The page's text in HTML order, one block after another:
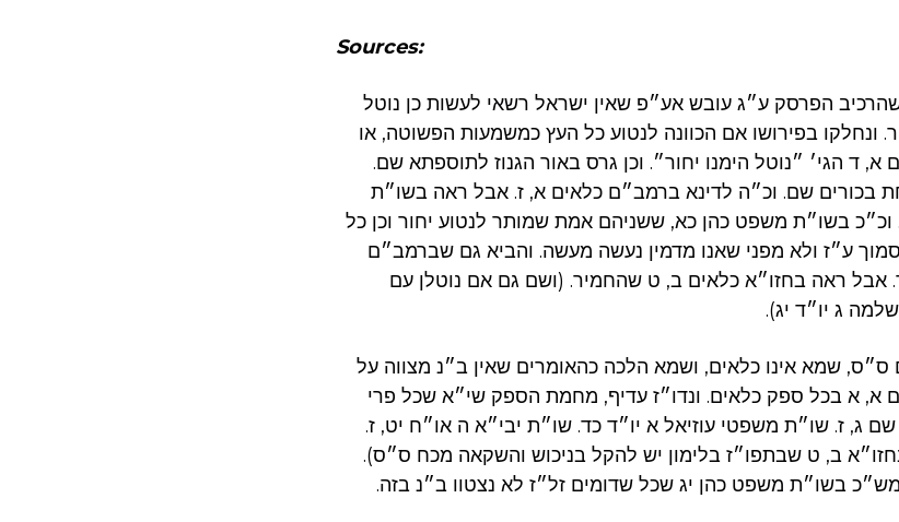
Sources:
הפרסק ע״ג עובש אע״פ שאין ישראל רשאי לעשות כן נוטל
ונחלקו בפירושו אם הכוונה לנטוע כל העץ כמשמעות הפשוטה, או
א, ד הגי׳ ״נוטל הימנו יחור״. וכן גרס באור הגנוז לתוספתא שם.
בכורים שם. וכ״ה לדינא ברמב״ם כלאים א, ז. אבל ראה בשו״ת
בשו״ת משפט כהן כא, ששניהם אמת שמותר לנטוע יחור וכן כל
ע״ז ולא מפני שאנו מדמין נעשה מעשה. והביא גם שברמב״ם
אבל ראה בחזו״א כלאים ב, ט שהחמיר. (ושם גם אם נוטלן עם
ג יו״ד יג).
ס״ס, שמא אינו כלאים, ושמא הלכה כהאומרים שאין ב״נ מצווה על
א, א בכל ספק כלאים. ונדו״ז עדיף, מחמת הספק שי״א שכל פרי
ג, ז. שו״ת משפטי עוזיאל א יו״ד כד. שו״ת יבי״א ה או״ח יט, ז.
ב, ט שבתפו״ז בלימון יש להקל בניכוש והשקאה מכח ס״ס).
בשו״ת משפט כהן יג שכל שדומים זל״ז לא נצטוו ב״נ בזה.